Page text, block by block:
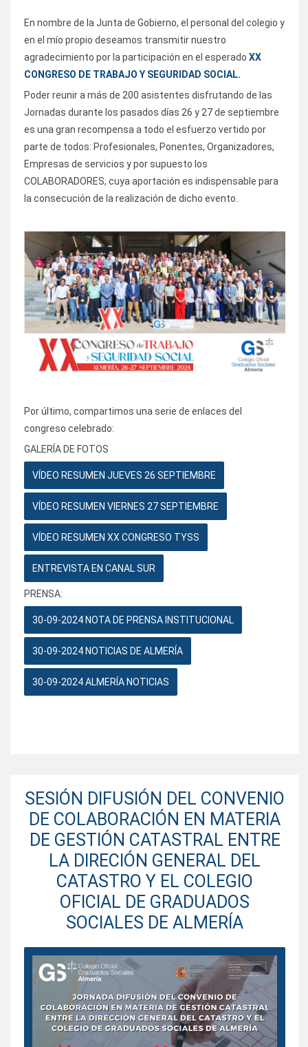
En nombre de la Junta de Gobierno, el personal del colegio y
en el mío propio deseamos transmitir nuestro
agradecimiento por la participación en el esperado XX
CONGRESO DE TRABAJO Y SEGURIDAD SOCIAL.
Poder reunir a más de 200 asistentes disfrutando de las
Jornadas durante los pasados días 26 y 27 de septiembre
es una gran recompensa a todo el esfuerzo vertido por
parte de todos: Profesionales, Ponentes, Organizadores,
Empresas de servicios y por supuesto los
COLABORADORES, cuya aportación es indispensable para
la consecución de la realización de dicho evento.
Por último, compartimos una serie de enlaces del
congreso celebrado:
GALERÍA DE FOTOS
VÍDEO RESUMEN JUEVES 26 SEPTIEMBRE
VÍDEO RESUMEN VIERNES 27 SEPTIEMBRE
VÍDEO RESUMEN XX CONGRESO TYSS
ENTREVISTA EN CANAL SUR
PRENSA:
30-09-2024 NOTA DE PRENSA INSTITUCIONAL
30-09-2024 NOTICIAS DE ALMERÍA
30-09-2024 ALMERÍA NOTICIAS
SESIÓN DIFUSIÓN DEL CONVENIO
DE COLABORACIÓN EN MATERIA
DE GESTIÓN CATASTRAL ENTRE
LA DIRECIÓN GENERAL DEL
CATASTRO Y EL COLEGIO
OFICIAL DE GRADUADOS
SOCIALES DE ALMERÍA